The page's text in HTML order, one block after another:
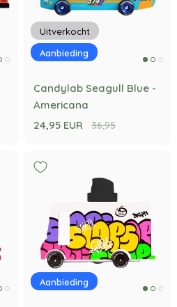
Uitverkocht
Aanbieding
Candylab Seagull Blue -
Americana
24,95 EUR
36,95
Aanbieding